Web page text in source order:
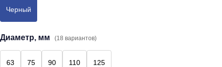
Черный
Диаметр, мм (18 вариантов)
63 75 90 110 125